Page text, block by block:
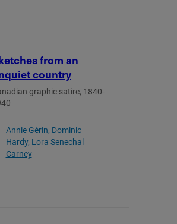
from an
country
graphic satire, 1840-
Annie Gérin Dominic
Hardy Lora Senechal
Carney